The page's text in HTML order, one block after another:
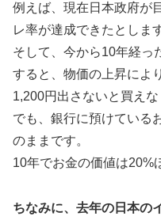
例えば、現在日本政府が
レ率が達成できたとしま
そして、今から10年経っ
すると、物価の上昇によ
1,200円出さないと買えな
でも、銀行に預けている
のままです。
10年でお金の価値は20%
ちなみに、去年の日本の